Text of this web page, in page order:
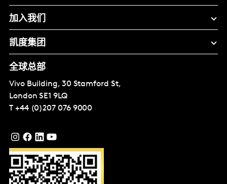
加入我们
凯度集团
全球总部
Vivo Building, 30 Stamford St,
London SE1 9LQ
T +44 (0)207 076 9000